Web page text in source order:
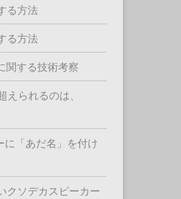
る方法
る方法
関する技術考察
られるのは、
「あだ名」を付け
クソデカスピーカー